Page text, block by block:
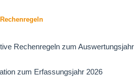
Rechenregeln zum Auswertungsjahr
zum Erfassungsjahr 2026